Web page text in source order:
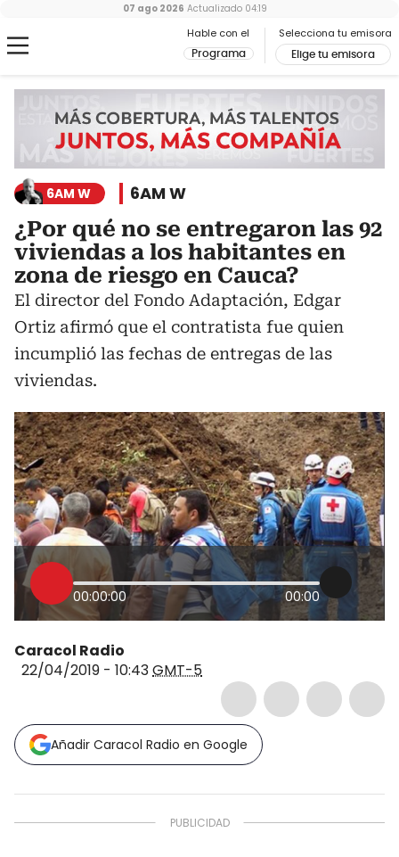
Hable con el
Programa
Selecciona tu emisora
Elige tu emisora
07 ago 2026 Actualizado 04:19
6AM W 6AM W
¿Por qué no se entregaron las 92
viviendas a los habitantes en
zona de riesgo en Cauca?
El director del Fondo Adaptación, Edgar
Ortiz afirmó que el contratista fue quien
incumplió las fechas de entregas de las
viviendas.
00:00:00 00:00
Caracol Radio
22/04/2019 - 10:43GMT-5
Añadir Caracol Radio en Google